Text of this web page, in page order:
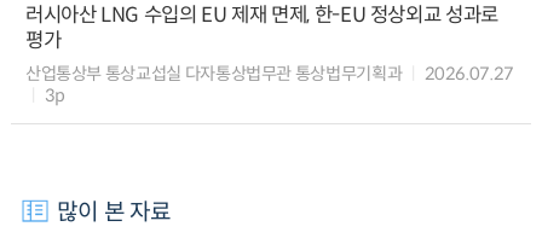
러시아산 LNG 수입의 EU 제재 면제, 한-EU 정상외교 성과로
평가
산업통상부 통상교섭실 다자통상법무관 통상법무기획과
2026.07.27
3p
많이 본 자료